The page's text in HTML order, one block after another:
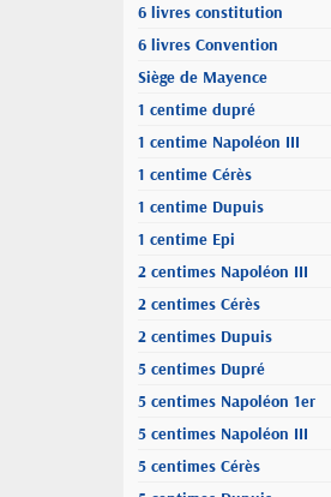
6 livres constitution
6 livres Convention
Siège de Mayence
1 centime dupré
1 centime Napoléon III
1 centime Cérès
1 centime Dupuis
1 centime Epi
2 centimes Napoléon III
2 centimes Cérès
2 centimes Dupuis
5 centimes Dupré
5 centimes Napoléon 1er
5 centimes Napoléon III
5 centimes Cérès